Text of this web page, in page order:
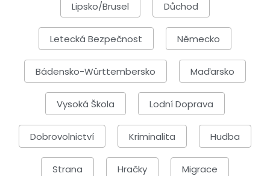
Lipsko/Brusel Důchod
Letecká Bezpečnost Německo
Bádensko-Württembersko Maďarsko
Vysoká Škola Lodní Doprava
Dobrovolnictví Kriminalita Hudba
Strana Hračky Migrace